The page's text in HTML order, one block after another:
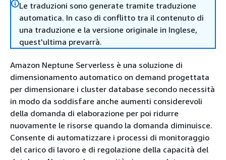
Le traduzioni sono generate tramite traduzione
automatica. In caso di conflitto tra il contenuto di
una traduzione e la versione originale in Inglese,
quest'ultima prevarrà.
Amazon Neptune Serverless è una soluzione di
dimensionamento automatico on demand progettata
per dimensionare i cluster database secondo necessità
in modo da soddisfare anche aumenti considerevoli
della domanda di elaborazione per poi ridurre
nuovamente le risorse quando la domanda diminuisce.
Consente di automatizzare i processi di monitoraggio
del carico di lavoro e di regolazione della capacità del